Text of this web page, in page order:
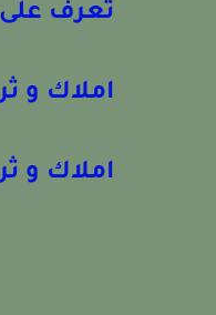
تعرف
املاك و
املاك و